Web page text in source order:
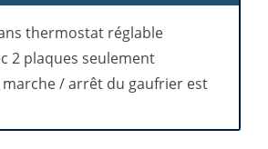
thermostat réglable
2 plaques seulement
/ arrêt du gaufrier est